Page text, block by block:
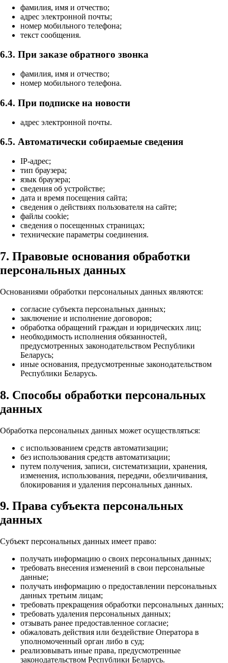
фамилия, имя и отчество;
адрес электронной почты;
номер мобильного телефона;
текст сообщения.
6.3. При заказе обратного звонка
фамилия, имя и отчество;
номер мобильного телефона.
6.4. При подписке на новости
адрес электронной почты.
6.5. Автоматически собираемые сведения
IP-адрес;
тип браузера;
язык браузера;
сведения об устройстве;
дата и время посещения сайта;
сведения о действиях пользователя на сайте;
файлы cookie;
сведения о посещенных страницах;
технические параметры соединения.
7. Правовые основания обработки
персональных данных
Основаниями обработки персональных данных являются:
согласие субъекта персональных данных;
заключение и исполнение договоров;
обработка обращений граждан и юридических лиц;
необходимость исполнения обязанностей,
предусмотренных законодательством Республики
Беларусь;
иные основания, предусмотренные законодательством
Республики Беларусь.
8. Способы обработки персональных
данных
Обработка персональных данных может осуществляться:
с использованием средств автоматизации;
без использования средств автоматизации;
путем получения, записи, систематизации, хранения,
изменения, использования, передачи, обезличивания,
блокирования и удаления персональных данных.
9. Права субъекта персональных
данных
Субъект персональных данных имеет право:
получать информацию о своих персональных данных;
требовать внесения изменений в свои персональные
данные;
получать информацию о предоставлении персональных
данных третьим лицам;
требовать прекращения обработки персональных данных;
требовать удаления персональных данных;
отзывать ранее предоставленное согласие;
обжаловать действия или бездействие Оператора в
уполномоченный орган либо в суд;
реализовывать иные права, предусмотренные
законодательством Республики Беларусь.